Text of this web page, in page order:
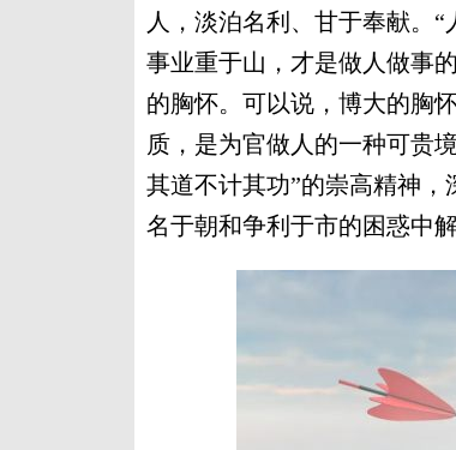
人，淡泊名利、甘于奉献。
事业重于山，才是做人做事
的胸怀。可以说，博大的胸
质，是为官做人的一种可贵
其道不计其功”的崇高精神
名于朝和争利于市的困惑中